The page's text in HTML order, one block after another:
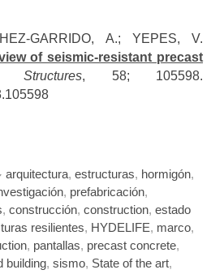
GARRIDO, A.; YEPES, V.
of seismic-resistant precast
Structures, 58; 105598.
arquitectura, estructuras, hormigón,
, prefabricación,
, construcción, construction, estado
resilientes, HYDELIFE, marco,
, pantallas, precast concrete,
building, sismo, State of the art,